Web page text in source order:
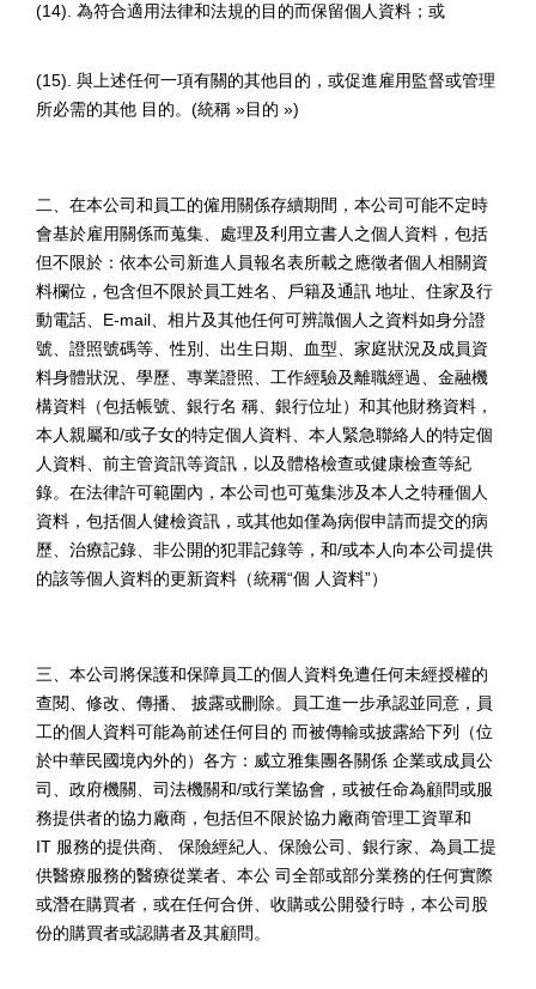
(14). 為符合適用法律和法規的目的而保留個人資料；或
(15). 與上述任何一項有關的其他目的，或促進雇用監督或管理
所必需的其他 目的。 (統稱 »目的 »)
二、在本公司和員工的僱用關係存續期間，本公司可能不定時
會基於雇用關係而蒐集、處理及利用立書人之個人資料，包括
但不限於：依本公司新進人員報名表所載之應徵者個人相關資
料欄位，包含但不限於員工姓名、戶籍及通訊 地址、住家及行
動電話、 E-mail 、相片及其他任何可辨識個人之資料如身分證
號、證照號碼等、性別、出生日期、血型、家庭狀況及成員資
料身體狀況、學歷、專業證照、工作經驗及離職經過、金融機
構資料（包括帳號、銀行名 稱、銀行位址）和其他財務資料，
本人親屬和/或子女的特定個人資料、本人緊急聯絡人的特定個
人資料、前主管資訊等資訊，以及體格檢查或健康檢查等紀
錄。在法律許可範圍內，本公司也可蒐集涉及本人之特種個人
資料，包括個人健檢資訊，或其他如僅為病假申請而提交的病
歷、治療記錄、非公開的犯罪記錄等，和/或本人向本公司提供
的該等個人資料的更新資料（統稱“個 人資料”）
三、本公司將保護和保障員工的個人資料免遭任何未經授權的
查閱、修改、傳播、 披露或刪除。員工進一步承認並同意，員
工的個人資料可能為前述任何目的 而被傳輸或披露給下列（位
於中華民國境內外的）各方：威立雅集團各關係 企業或成員公
司、政府機關、司法機關和/或行業協會，或被任命為顧問或服
務提供者的協力廠商，包括但不限於協力廠商管理工資單和
IT 服務的提供商、 保險經紀人、保險公司、銀行家、為員工提
供醫療服務的醫療從業者、本公 司全部或部分業務的任何實際
或潛在購買者，或在任何合併、收購或公開發行時，本公司股
份的購買者或認購者及其顧問。